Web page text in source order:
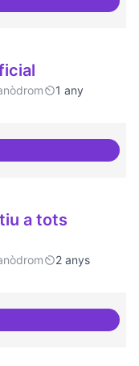
lliures en servidors
1 any
Intel·ligència artificial
a tots
2 anys
programa formatiu a